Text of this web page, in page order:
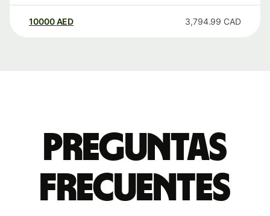
10000 AED 3,794.99 CAD
Preguntas
frecuentes